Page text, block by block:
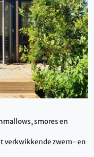
smores en
verkwikkende zwem- en